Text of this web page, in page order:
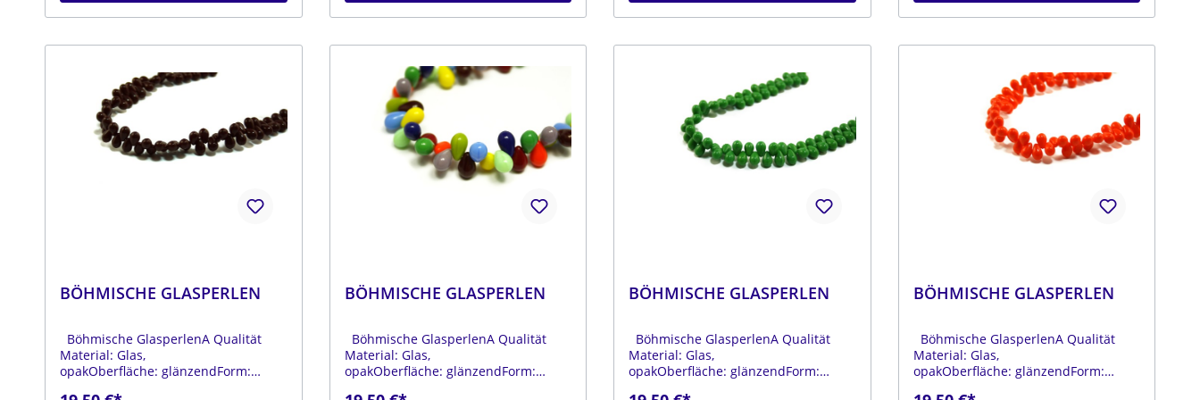
BÖHMISCHE GLASPERLEN
Böhmische GlasperlenA Qualität
Material: Glas,
opakOberfläche: glänzendForm:
BÖHMISCHE GLASPERLEN
Böhmische GlasperlenA Qualität
Material: Glas,
opakOberfläche: glänzendForm:
BÖHMISCHE GLASPERLEN
Böhmische GlasperlenA Qualität
Material: Glas,
opakOberfläche: glänzendForm:
BÖHMISCHE GLASPERLEN
Böhmische GlasperlenA Qualität
Material: Glas,
opakOberfläche: glänzendForm: